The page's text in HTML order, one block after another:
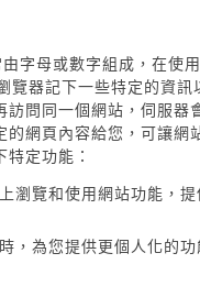
字母或數字組成，在使
覽器記下一些特定的資
訪問同一個網站，伺服
網頁內容給您，可讓網
定功能：
瀏覽和使用網站功能，提
，為您提供更個人化的功